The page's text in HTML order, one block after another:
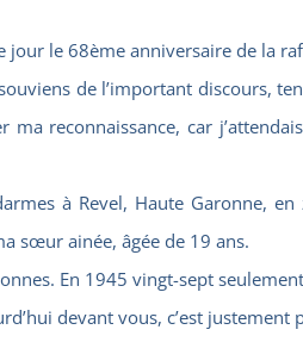
le 68ème anniversaire de la
de l’important discours,
reconnaissance, car
à Revel, Haute Garonne,
sœur ainée, âgée de 19 ans.
En 1945 vingt-sept
devant vous, c’est